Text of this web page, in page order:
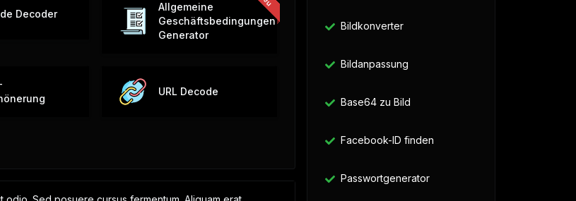
Decoder
Allgemeine
Geschäftsbedingungen
Generator
URL Decode
Bildkonverter
Bildanpassung
Base64 zu Bild
Facebook-ID finden
Passwortgenerator